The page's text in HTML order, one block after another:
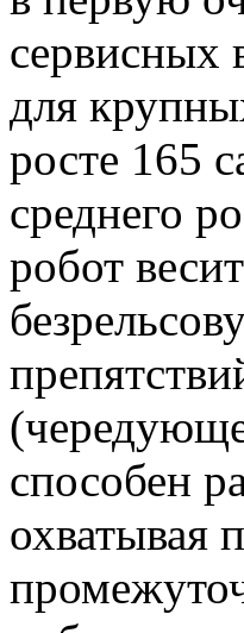
сервисных
для
росте 165
среднего
робот
способен
охватывая